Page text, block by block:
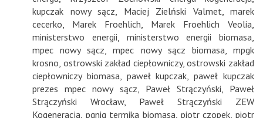
kupczak nowy sącz
Maciej Zielński Valmet
marek
cecerko
Marek Froehlich Marek Froehlich Veolia
ministerstwo energii
ministerstwo energii biomasa
mpec nowy sącz ,mpec nowy sącz biomasa ,mpgk
krosno ostrowski zakład ciepłowniczy,ostrowski zakład
ciepłowniczy biomasa
paweł kupczak ,paweł kupczak
prezes mpec nowy sącz
Paweł Strączyński
Paweł
Strączyński Wrocław, Paweł Strączyński ZEW
Kogeneracja pgnig termika biomasa piotr czopek ,piotr